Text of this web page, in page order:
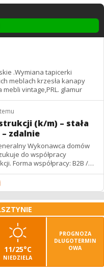
.Wymiana tapicerki
krzesła kanapy
sofy fotele .renowacja mebli vintage,PRL. glamur
(k/m) – stała
– zdalnie
Wykonawca domów
do współpracy
B2B /
11/25°C
NIEDZIELA
PROGNOZA
DŁUGOTERMIN
OWA